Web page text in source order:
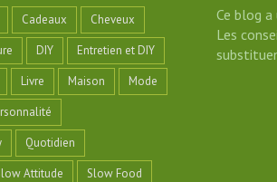
Cadeaux
Cheveux
DIY
Entretien et DIY
Livre Maison
Mode
Quotidien
Attitude Slow Food
Ce blog
Les